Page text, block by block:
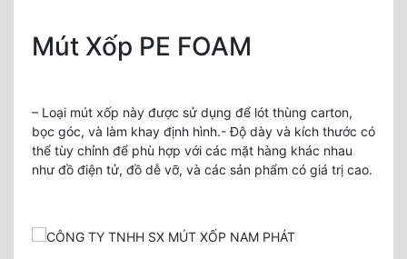
Mút Xốp PE FOAM
– Loại mút xốp này được sử dụng để lót thùng carton,
bọc góc, và làm khay định hình.- Độ dày và kích thước có
thể tùy chỉnh để phù hợp với các mặt hàng khác nhau
như đồ điện tử, đồ dễ vỡ, và các sản phẩm có giá trị cao.